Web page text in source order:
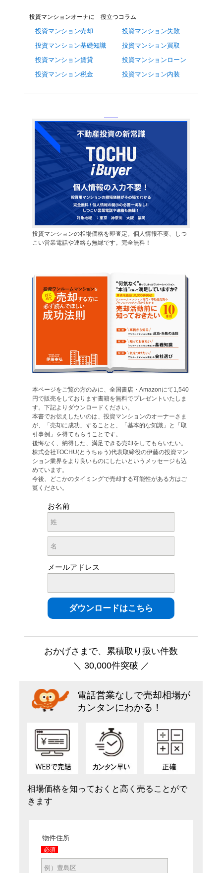
投資マンションオーナに 役立つコラム
投資マンション売却
投資マンション基礎知識
投資マンション賃貸
投資マンション税金
投資マンション失敗
投資マンション買取
投資マンションローン
投資マンション内装
投資マンションの相場価格を即査定。個人情報不要、しつ
こい営業電話や連絡も無縁です。完全無料！
本ページをご覧の方のみに、全国書店・Amazonにて1,540
円で販売をしております書籍を無料でプレゼントいたしま
す。下記よりダウンロードください。
本書でお伝えしたいのは、投資マンションのオーナーさま
が、「売却に成功」することと、「基本的な知識」と「取
引事例」を得てもらうことです。
後悔なく、納得した、満足できる売却をしてもらいたい。
株式会社TOCHU(とうちゅう)代表取締役の伊藤の投資マン
ション業界をより良いものにしたいというメッセージも込
めています。
今後、どこかのタイミングで売却する可能性がある方はご
覧ください。
お名前
メールアドレス
おかげさまで、累積取り扱い件数
＼ 30,000件突破 ／
電話営業なしで売却相場が
カンタンにわかる！
相場価格を知っておくと高く売ることがで
きます
物件住所
必須